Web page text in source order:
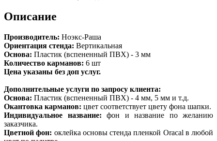
Описание
Производитель: Ноэкс-Раша
Ориентация стенда: Вертикальная
Основа: Пластик (вспененный ПВХ) - 3 мм
Количество карманов: 6 шт
Цена указаны без доп услуг.
Дополнительные услуги по запросу клиента:
Основа: Пластик (вспененный ПВХ) - 4 мм, 5 мм и т.д.
Окантовка карманов: цвет соответствует цвету фона шапки.
Индивидуальное название: фон и название по желанию
заказчика.
Цветной фон: оклейка основы стенда пленкой Oracal в любой